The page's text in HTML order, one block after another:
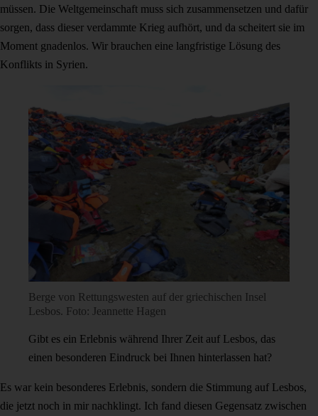
müssen. Die Weltgemeinschaft muss sich zusammensetzen und dafür
sorgen, dass dieser verdammte Krieg aufhört, und da scheitert sie im
Moment gnadenlos. Wir brauchen eine langfristige Lösung des
Konflikts in Syrien.
Berge von Rettungswesten auf der griechischen Insel
Lesbos. Foto: Jeannette Hagen
Gibt es ein Erlebnis während Ihrer Zeit auf Lesbos, das
einen besonderen Eindruck bei Ihnen hinterlassen hat?
Es war kein besonderes Erlebnis, sondern die Stimmung auf Lesbos,
die jetzt noch in mir nachklingt. Ich fand diesen Gegensatz zwischen